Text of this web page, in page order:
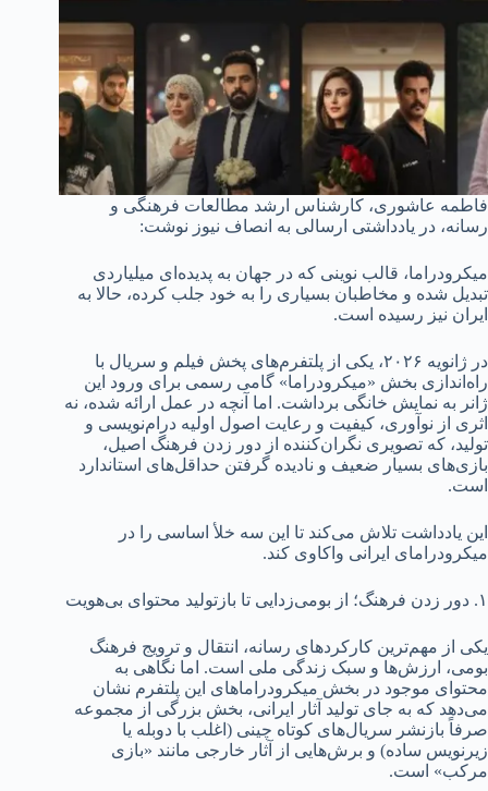
فاطمه عاشوری، کارشناس ارشد مطالعات فرهنگی و
رسانه، در یادداشتی ارسالی به انصاف نیوز نوشت:
میکرودراما، قالب نوینی که در جهان به پدیده‌ای میلیاردی
تبدیل شده و مخاطبان بسیاری را به خود جلب کرده، حالا به
ایران نیز رسیده است.
در ژانویه ۲۰۲۶، یکی از پلتفرم‌های پخش فیلم و سریال با
راه‌اندازی بخش «میکرودراما» گامی رسمی برای ورود این
ژانر به نمایش خانگی برداشت. اما آنچه در عمل ارائه شده، نه
اثری از نوآوری، کیفیت و رعایت اصول اولیه درام‌نویسی و
تولید، که تصویری نگران‌کننده از دور زدن فرهنگ اصیل،
بازی‌های بسیار ضعیف و نادیده گرفتن حداقل‌های استاندارد
است.
این یادداشت تلاش می‌کند تا این سه خلأ اساسی را در
میکرودرامای ایرانی واکاوی کند.
۱. دور زدن فرهنگ؛ از بومی‌زدایی تا بازتولید محتوای بی‌هویت
یکی از مهم‌ترین کارکردهای رسانه، انتقال و ترویج فرهنگ
بومی، ارزش‌ها و سبک زندگی ملی است. اما نگاهی به
محتوای موجود در بخش میکرودراماهای این‌ پلتفرم نشان
می‌دهد که به جای تولید آثار ایرانی، بخش بزرگی از مجموعه
صرفاً بازنشر سریال‌های کوتاه چینی (اغلب با دوبله یا
زیرنویس ساده) و برش‌هایی از آثار خارجی مانند «بازی
مرکب» است.